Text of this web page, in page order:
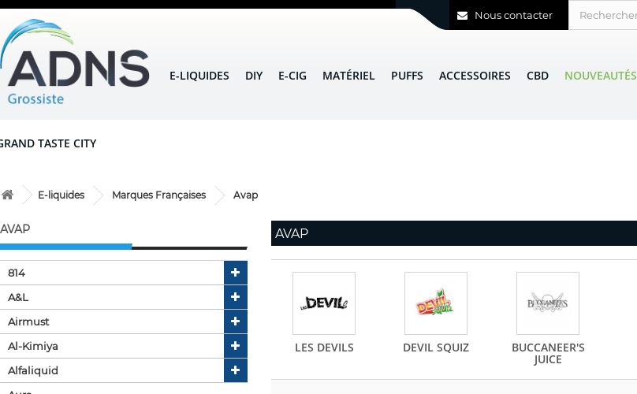
Nous contacter
E-LIQUIDES DIY E-CIG MATÉRIEL PUFFS ACCESSOIRES CBD NOUVEAUTÉS
TASTE CITY
E-liquides Marques Françaises Avap
AVAP
814
A&l
Airmust
Al-Kimiya
Alfaliquid
AVAP
LES DEVILS DEVIL SQUIZ BUCCANEER'S
JUICE